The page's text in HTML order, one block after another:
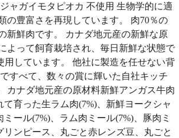
ガイモタピオカ 不使用 生物学的に適
の豊富さを再現しています。 肉70％の
新鮮肉です。 カナダ地元産の新鮮な原
よって飼育栽培され、毎日新鮮な状態で
用しています。 他社に製造を任せない背
すべて、数々の賞に輝いた自社キッチ
カナダ地元産の原材料新鮮アンガス牛肉
て育った生ラム肉(7%)、新鮮ヨークシャ
ミール(7%)、ラム肉ミール(7%)、豚肉ミ
リンピース、丸ごと赤レンズ豆、丸ごと